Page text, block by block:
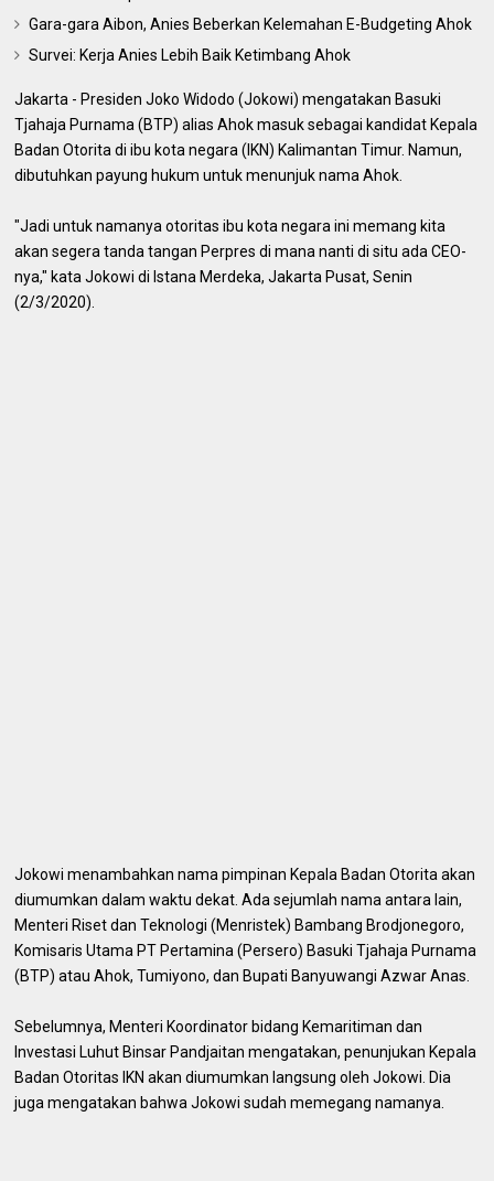
Gara-gara Aibon, Anies Beberkan Kelemahan E-Budgeting Ahok
Survei: Kerja Anies Lebih Baik Ketimbang Ahok
Jakarta - Presiden Joko Widodo (Jokowi) mengatakan Basuki
Tjahaja Purnama (BTP) alias Ahok masuk sebagai kandidat Kepala
Badan Otorita di ibu kota negara (IKN) Kalimantan Timur. Namun,
dibutuhkan payung hukum untuk menunjuk nama Ahok.
"Jadi untuk namanya otoritas ibu kota negara ini memang kita
akan segera tanda tangan Perpres di mana nanti di situ ada CEO-
nya," kata Jokowi di Istana Merdeka, Jakarta Pusat, Senin
(2/3/2020).
Jokowi menambahkan nama pimpinan Kepala Badan Otorita akan
diumumkan dalam waktu dekat. Ada sejumlah nama antara lain,
Menteri Riset dan Teknologi (Menristek) Bambang Brodjonegoro,
Komisaris Utama PT Pertamina (Persero) Basuki Tjahaja Purnama
(BTP) atau Ahok, Tumiyono, dan Bupati Banyuwangi Azwar Anas.
Sebelumnya, Menteri Koordinator bidang Kemaritiman dan
Investasi Luhut Binsar Pandjaitan mengatakan, penunjukan Kepala
Badan Otoritas IKN akan diumumkan langsung oleh Jokowi. Dia
juga mengatakan bahwa Jokowi sudah memegang namanya.